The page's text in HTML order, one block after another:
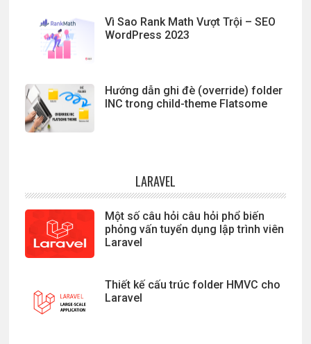
Vì Sao Rank Math Vượt Trội – SEO
WordPress 2023
Hướng dẫn ghi đè (override) folder
INC trong child-theme Flatsome
LARAVEL
Một số câu hỏi câu hỏi phổ biến
phỏng vấn tuyển dụng lập trình viên
Laravel
Thiết kế cấu trúc folder HMVC cho
Laravel